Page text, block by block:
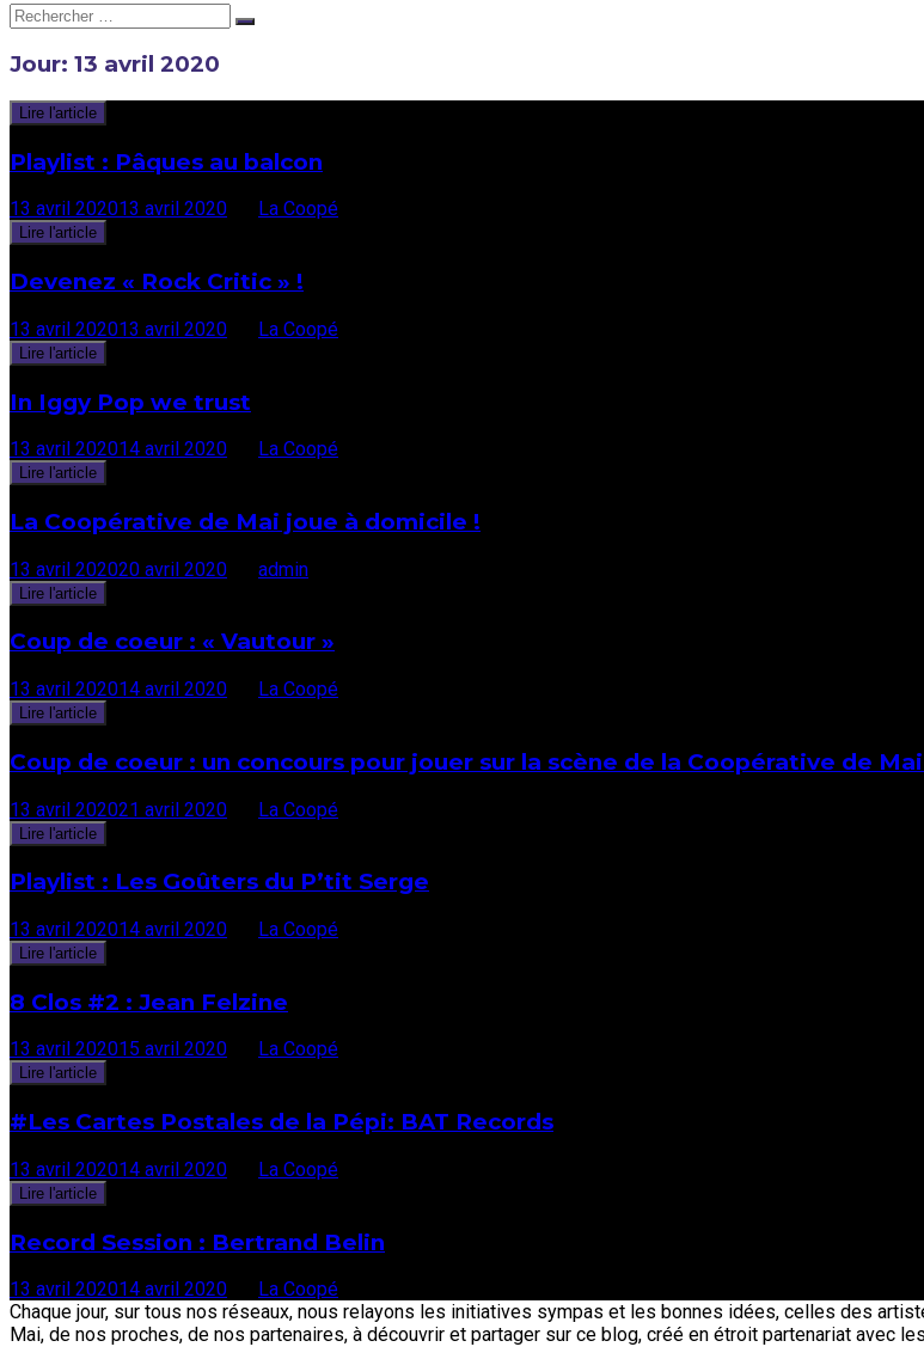
Rechercher:
Jour: 13 avril 2020
Lire l'article
Playlist : Pâques au balcon
13 avril 202013 avril 2020 La Coopé
Lire l'article
Devenez « Rock Critic » !
13 avril 202013 avril 2020 La Coopé
Lire l'article
In Iggy Pop we trust
13 avril 202014 avril 2020 La Coopé
Lire l'article
La Coopérative de Mai joue à domicile !
13 avril 202020 avril 2020 admin
Lire l'article
Coup de coeur : « Vautour »
13 avril 202014 avril 2020 La Coopé
Lire l'article
Coup de coeur : un concours pour jouer sur la scène de la Coopérative de
13 avril 202021 avril 2020 La Coopé
Lire l'article
Playlist : Les Goûters du P’tit Serge
13 avril 202014 avril 2020 La Coopé
Lire l'article
8 Clos #2 : Jean Felzine
13 avril 202015 avril 2020 La Coopé
Lire l'article
#Les Cartes Postales de la Pépi: BAT Records
13 avril 202014 avril 2020 La Coopé
Lire l'article
Record Session : Bertrand Belin
13 avril 202014 avril 2020
La Coopé
Chaque jour, sur tous nos réseaux, nous relayons les initiatives sympas et les bonnes idées, celles des
Mai, de nos proches, de nos partenaires, à découvrir et partager sur ce blog, créé en étroit partenariat avec